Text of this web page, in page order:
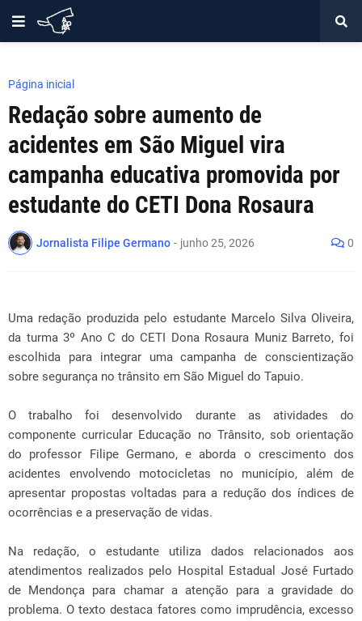
Página inicial
Redação sobre aumento de
acidentes em São Miguel vira
campanha educativa promovida por
estudante do CETI Dona Rosaura
Jornalista Filipe Germano - junho 25, 2026 0
Uma redação produzida pelo estudante Marcelo Silva Oliveira,
da turma 3º Ano C do CETI Dona Rosaura Muniz Barreto, foi
escolhida para integrar uma campanha de conscientização
sobre segurança no trânsito em São Miguel do Tapuio.
O trabalho foi desenvolvido durante as atividades do
componente curricular Educação no Trânsito, sob orientação
do professor Filipe Germano, e aborda o crescimento dos
acidentes envolvendo motocicletas no município, além de
apresentar propostas voltadas para a redução dos índices de
ocorrências e a preservação de vidas.
Na redação, o estudante utiliza dados relacionados aos
atendimentos realizados pelo Hospital Estadual José Furtado
de Mendonça para chamar a atenção para a gravidade do
problema. O texto destaca fatores como imprudência, excesso